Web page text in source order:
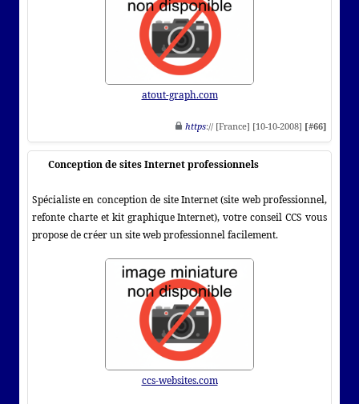
atout-graph.com
https:// [France] [10-10-2008] [#66]
Conception de sites Internet professionnels
Spécialiste en conception de site Internet (site web professionnel,
refonte charte et kit graphique Internet), votre conseil CCS vous
propose de créer un site web professionnel facilement.
ccs-websites.com